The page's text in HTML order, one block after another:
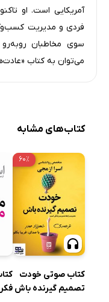
آمریکایی‌ است. او
فردی و مدیریت
سوی مخاطبان
می‌توان به کتاب
کتاب‌های مشابه
۶۰٪
کتاب صوتی خودت
تصمیم گیرنده باش